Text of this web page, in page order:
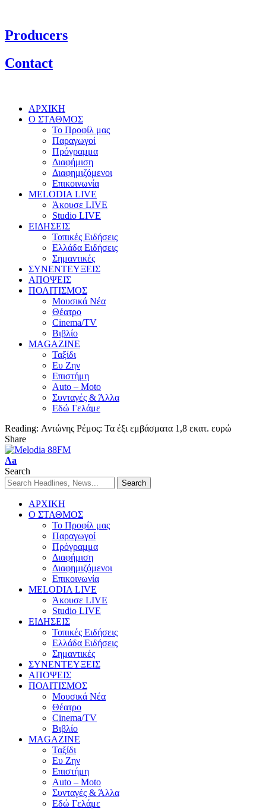
Producers
Contact
ΑΡΧΙΚΗ
Ο ΣΤΑΘΜΟΣ
Το Προφίλ μας
Παραγωγοί
Πρόγραμμα
Διαφήμιση
Διαφημιζόμενοι
Επικοινωνία
MELODIA LIVE
Άκουσε LIVE
Studio LIVE
ΕΙΔΗΣΕΙΣ
Τοπικές Ειδήσεις
Ελλάδα Ειδήσεις
Σημαντικές
ΣΥΝΕΝΤΕΥΞΕΙΣ
ΑΠΟΨΕΙΣ
ΠΟΛΙΤΙΣΜΟΣ
Μουσικά Νέα
Θέατρο
Cinema/TV
Βιβλίο
MAGAZINE
Ταξίδι
Ευ Ζην
Επιστήμη
Auto – Moto
Συνταγές & Άλλα
Εδώ Γελάμε
Reading: Αντώνης Ρέμος: Τα έξι εμβάσματα 1,8 εκατ. ευρώ
Share
Aa
Search
ΑΡΧΙΚΗ
Ο ΣΤΑΘΜΟΣ
Το Προφίλ μας
Παραγωγοί
Πρόγραμμα
Διαφήμιση
Διαφημιζόμενοι
Επικοινωνία
MELODIA LIVE
Άκουσε LIVE
Studio LIVE
ΕΙΔΗΣΕΙΣ
Τοπικές Ειδήσεις
Ελλάδα Ειδήσεις
Σημαντικές
ΣΥΝΕΝΤΕΥΞΕΙΣ
ΑΠΟΨΕΙΣ
ΠΟΛΙΤΙΣΜΟΣ
Μουσικά Νέα
Θέατρο
Cinema/TV
Βιβλίο
MAGAZINE
Ταξίδι
Ευ Ζην
Επιστήμη
Auto – Moto
Συνταγές & Άλλα
Εδώ Γελάμε